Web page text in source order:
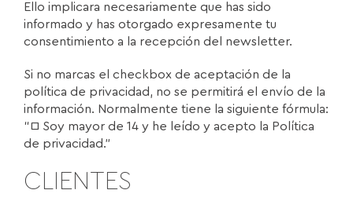
Ello implicara necesariamente que has sido
informado y has otorgado expresamente tu
consentimiento a la recepción del newsletter.
Si no marcas el checkbox de aceptación de la
política de privacidad, no se permitirá el envío de la
información. Normalmente tiene la siguiente fórmula:
“□ Soy mayor de 14 y he leído y acepto la Política
de privacidad.”
CLIENTES